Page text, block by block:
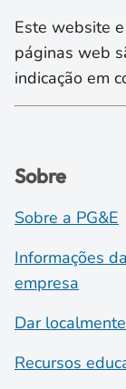
Este website
páginas web
indicação em
Sobre
Sobre a PG&E
Informações da
empresa
Dar localmente
Recursos